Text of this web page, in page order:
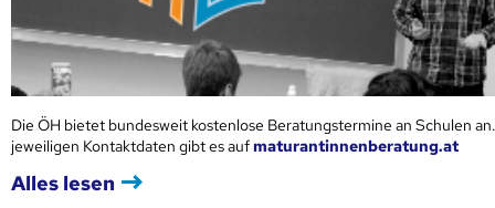
Die ÖH bietet bundesweit kostenlose Beratungstermine an Schulen
jeweiligen Kontaktdaten gibt es aufmaturantinnenberatung.at
Alles lesen